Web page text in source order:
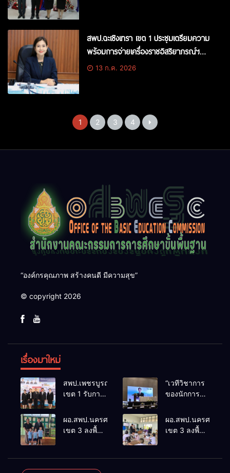
สพป.ฉะเชิงเทรา เขต 1 ประชุมเตรียมความ
พร้อมการจ่ายเครื่องราชอิสริยาภรณ์ฯ
ประจำปี 2568
13 ก.ค. 2026
1 2 3 4
“องค์กรคุณภาพ สร้างคนดี มีความสุข”
© copyright 2026
เรื่องมาใหม่
สพป.เพชรบูรณ์
เขต 1 รับการ
ประเมินผล
เชิงประจักษ์
ต้นแบบ”
ระดับประเทศ
“เวทีวิชาการ
ของนักการ
ThaiCER
International
ผอ.สพป.นครศรีธรรมราช
เขต 3 ลงพื้นที่
ผอ.สพป.นครศรีธรร
เขต 3 ลงพื้นที่